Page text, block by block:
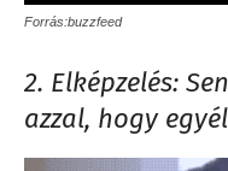
Forrás:buzzfeed
2. Elképzelés:
azzal, hogy